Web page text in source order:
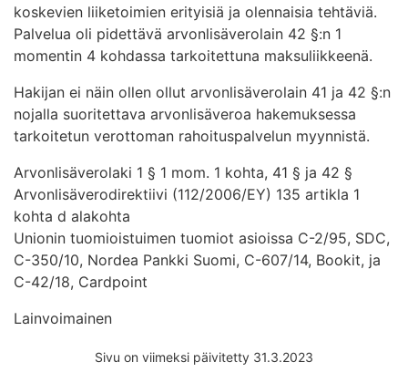
koskevien liiketoimien erityisiä ja olennaisia tehtäviä.
Palvelua oli pidettävä arvonlisäverolain 42 §:n 1
momentin 4 kohdassa tarkoitettuna maksuliikkeenä.
Hakijan ei näin ollen ollut arvonlisäverolain 41 ja 42 §:n
nojalla suoritettava arvonlisäveroa hakemuksessa
tarkoitetun verottoman rahoituspalvelun myynnistä.
Arvonlisäverolaki 1 § 1 mom. 1 kohta, 41 § ja 42 §
Arvonlisäverodirektiivi (112/2006/EY) 135 artikla 1
kohta d alakohta
Unionin tuomioistuimen tuomiot asioissa C-2/95, SDC,
C-350/10, Nordea Pankki Suomi, C-607/14, Bookit, ja
C-42/18, Cardpoint
Lainvoimainen
Sivu on viimeksi päivitetty 31.3.2023